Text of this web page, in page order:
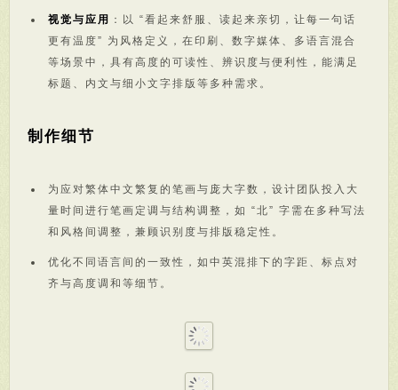
视觉与应用
：以 “看起来舒服、读起来亲切，让每一句话
更有温度” 为风格定义，在印刷、数字媒体、多语言混合
等场景中，具有高度的可读性、辨识度与便利性，能满足
标题、内文与细小文字排版等多种需求。
制作细节
为应对繁体中文繁复的笔画与庞大字数，设计团队投入大
量时间进行笔画定调与结构调整，如 “北” 字需在多种写法
和风格间调整，兼顾识别度与排版稳定性。
优化不同语言间的一致性，如中英混排下的字距、标点对
齐与高度调和等细节。